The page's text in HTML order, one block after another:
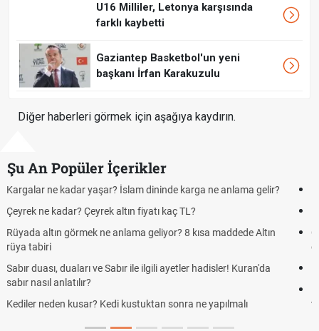
U16 Milliler, Letonya karşısında
farklı kaybetti
Gaziantep Basketbol'un yeni
başkanı İrfan Karakuzulu
Diğer haberleri görmek için aşağıya kaydırın.
Şu An Popüler İçerikler
Futbolda ofsayt nedir? Ofsayt nasıl anlatılır?
Kravat nasıl bağlanır? En kolay kravat bağlama yöntemi
Cemre düştü mü? Kış cemresi ne zaman düşer? Cemre düştü ne
demek
Rüyada kedi görmek en anlama geliyor? Kedi rüya tabiri
Evde çilek reçeli nasıl yapılır? Kimsenin bilmediği farklı çilek reçeli
tarifi